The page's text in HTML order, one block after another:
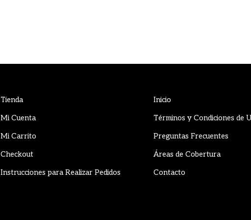
Tienda
Mi Cuenta
Mi Carrito
Checkout
Instrucciones para Realizar Pedidos
Inicio
Términos y Condiciones de
Preguntas Frecuentes
Áreas de Cobertura
Contacto